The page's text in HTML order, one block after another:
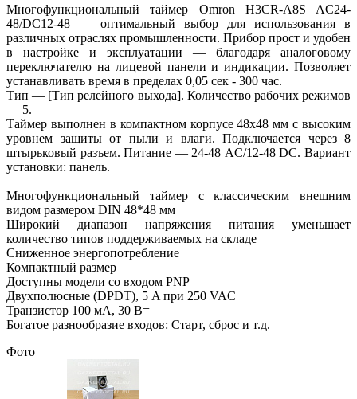
Многофункциональный таймер Omron H3CR-A8S AC24-
48/DC12-48 — оптимальный выбор для использования в
различных отраслях промышленности. Прибор прост и удобен
в настройке и эксплуатации — благодаря аналоговому
переключателю на лицевой панели и индикации. Позволяет
устанавливать время в пределах 0,05 сек - 300 час.
Тип — [Тип релейного выхода]. Количество рабочих режимов
— 5.
Таймер выполнен в компактном корпусе 48x48 мм с высоким
уровнем защиты от пыли и влаги. Подключается через 8
штырьковый разъем. Питание — 24-48 AC/12-48 DC. Вариант
установки: панель.
Многофункциональный таймер с классическим внешним
видом размером DIN 48*48 мм
Широкий диапазон напряжения питания уменьшает
количество типов поддерживаемых на складе
Сниженное энергопотребление
Компактный размер
Доступны модели со входом PNP
Двухполюсные (DPDT), 5 A при 250 VAC
Транзистор 100 мА, 30 В=
Богатое разнообразие входов: Старт, сброс и т.д.
Фото